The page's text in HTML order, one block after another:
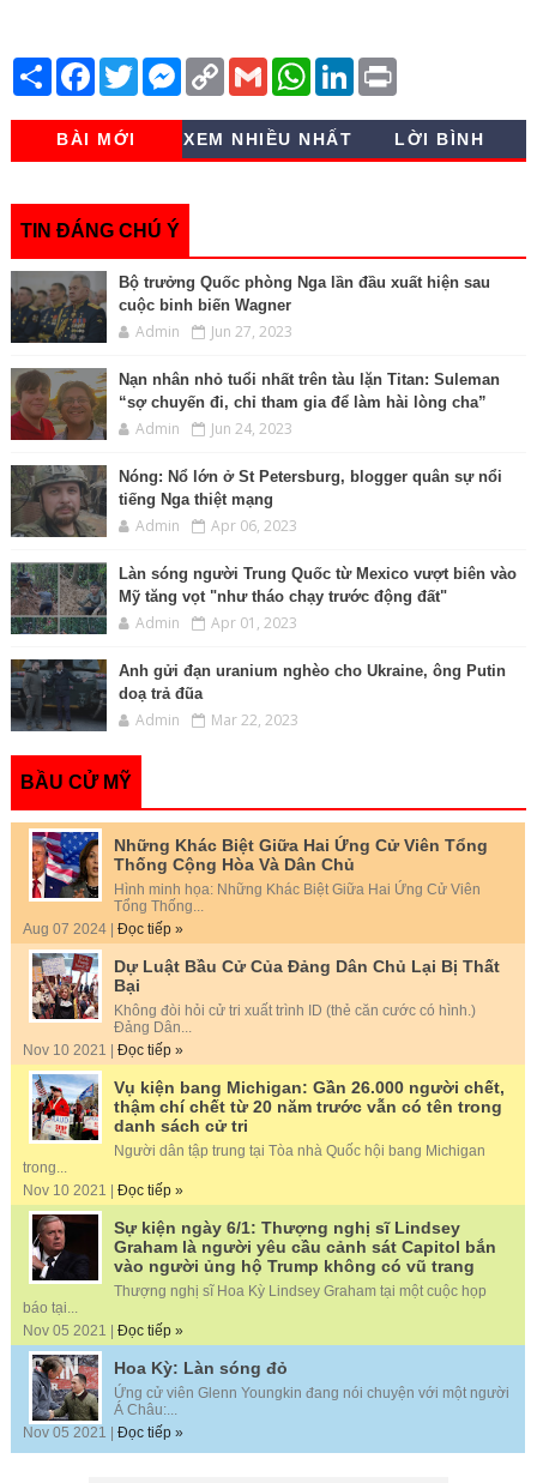
S
r
e
F
e
b
o
k
T
w
t
e
M
s
e
n
e
C
y
L
i
G
m
i
l
W
t
s
A
L
k
d
P
n
t
BÀI MỚI XEM NHIỀU NHẤT LỜI BÌNH
TIN ĐÁNG CHÚ Ý
Bộ trưởng Quốc phòng Nga lần đầu xuất hiện sau
cuộc binh biến Wagner
Admin Jun 27, 2023
Nạn nhân nhỏ tuổi nhất trên tàu lặn Titan: Suleman
“sợ chuyến đi, chỉ tham gia để làm hài lòng cha”
Admin Jun 24, 2023
Nóng: Nổ lớn ở St Petersburg, blogger quân sự nổi
tiếng Nga thiệt mạng
Admin Apr 06, 2023
Làn sóng người Trung Quốc từ Mexico vượt biên vào
Mỹ tăng vọt "như tháo chạy trước động đất"
Admin Apr 01, 2023
Anh gửi đạn uranium nghèo cho Ukraine, ông Putin
doạ trả đũa
Admin Mar 22, 2023
BẦU CỬ MỸ
Những Khác Biệt Giữa Hai Ứng Cử Viên Tổng
Thống Cộng Hòa Và Dân Chủ
Hình minh họa: Những Khác Biệt Giữa Hai Ứng Cử Viên
Tổng Thống...
Aug 07 2024 | Đọc tiếp »
Dự Luật Bầu Cử Của Đảng Dân Chủ Lại Bị Thất
Bại
Không đòi hỏi cử tri xuất trình ID (thẻ căn cước có hình.)
Đảng Dân...
Nov 10 2021 | Đọc tiếp »
Vụ kiện bang Michigan: Gần 26.000 người chết,
thậm chí chết từ 20 năm trước vẫn có tên trong
danh sách cử tri
Người dân tập trung tại Tòa nhà Quốc hội bang Michigan
trong...
Nov 10 2021 | Đọc tiếp »
Sự kiện ngày 6/1: Thượng nghị sĩ Lindsey
Graham là người yêu cầu cảnh sát Capitol bắn
vào người ủng hộ Trump không có vũ trang
Thượng nghị sĩ Hoa Kỳ Lindsey Graham tại một cuộc họp
báo tại...
Nov 05 2021 | Đọc tiếp »
Hoa Kỳ: Làn sóng đỏ
Ứng cử viên Glenn Youngkin đang nói chuyện với một người
Á Châu:...
Nov 05 2021 | Đọc tiếp »